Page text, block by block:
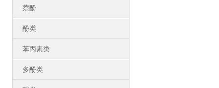
萘酚
酚类
苯丙素类
多酚类